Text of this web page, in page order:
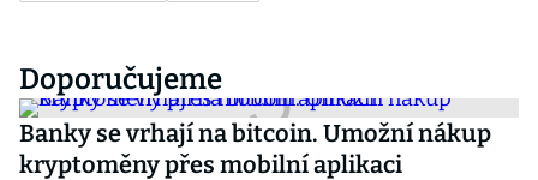
Doporučujeme
Banky se vrhají na bitcoin. Umožní nákup
kryptoměny přes mobilní aplikaci